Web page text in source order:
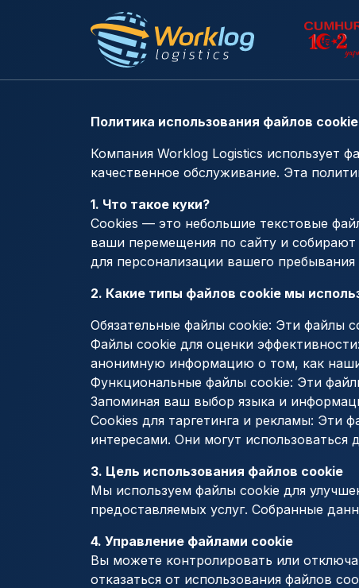
Политика использования файлов cookie
Компания Worklog Logistics использует
качественное обслуживание. Эта
1. Что такое куки?
Cookies — это небольшие текстовые
ваши перемещения по сайту и
для персонализации вашего
2. Какие типы файлов cookie мы
Обязательные файлы cookie: Эти файлы
Файлы cookie для оценки
анонимную информацию о том, как
Функциональные файлы cookie: Эти
Запоминая ваш выбор языка и
Cookies для таргетинга и рекламы: Эти
интересами. Они могут использоваться
3. Цель использования файлов cookie
Мы используем файлы cookie для
предоставляемых услуг. Собранные
4. Управление файлами cookie
Вы можете контролировать или
отказаться от использования файлов